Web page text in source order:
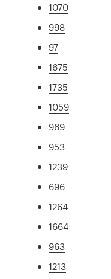
1070
998
97
1675
1735
1059
969
953
1239
696
1264
1664
963
1213